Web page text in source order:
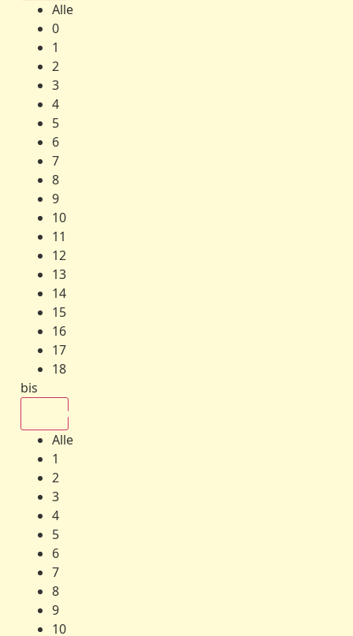
Alle
0
1
2
3
4
5
6
7
8
9
10
11
12
13
14
15
16
17
18
bis
Alle
1
2
3
4
5
6
7
8
9
10